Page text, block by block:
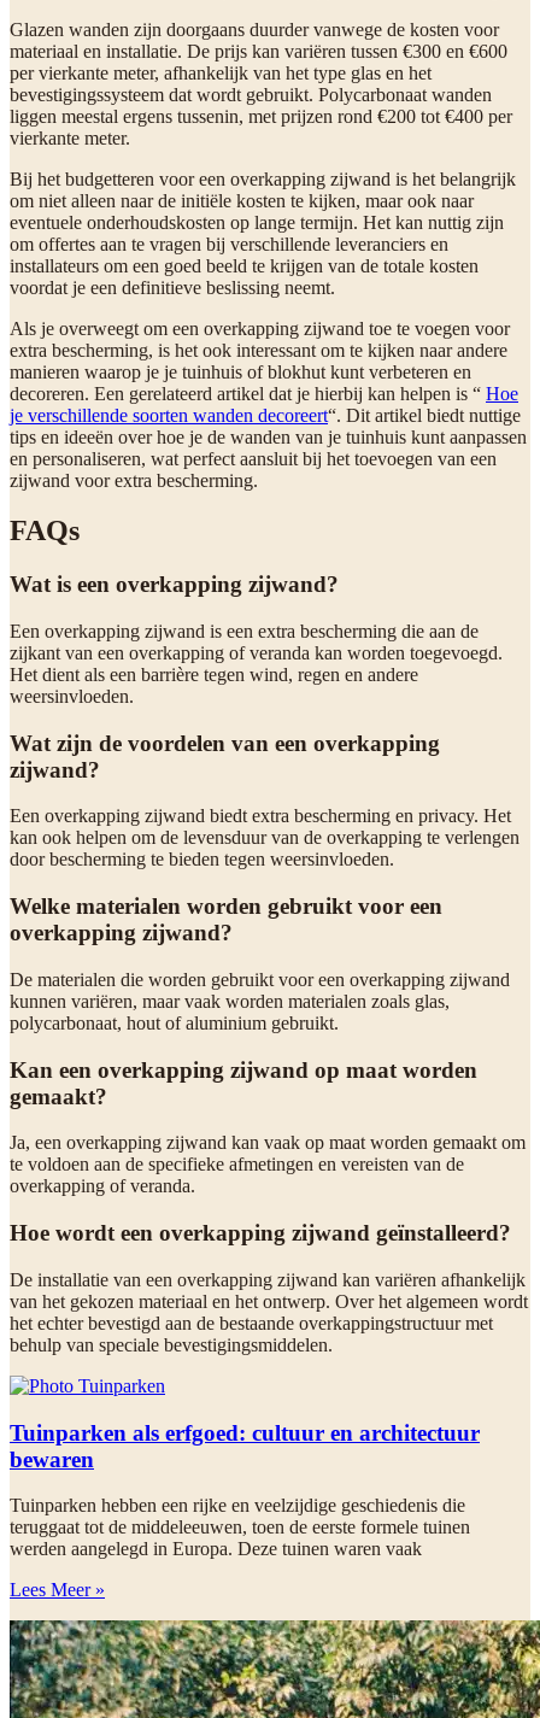
Glazen wanden zijn doorgaans duurder vanwege de kosten voor
materiaal en installatie. De prijs kan variëren tussen €300 en €600
per vierkante meter, afhankelijk van het type glas en het
bevestigingssysteem dat wordt gebruikt. Polycarbonaat wanden
liggen meestal ergens tussenin, met prijzen rond €200 tot €400 per
vierkante meter.
Bij het budgetteren voor een overkapping zijwand is het belangrijk
om niet alleen naar de initiële kosten te kijken, maar ook naar
eventuele onderhoudskosten op lange termijn. Het kan nuttig zijn
om offertes aan te vragen bij verschillende leveranciers en
installateurs om een goed beeld te krijgen van de totale kosten
voordat je een definitieve beslissing neemt.
Als je overweegt om een overkapping zijwand toe te voegen voor
extra bescherming, is het ook interessant om te kijken naar andere
manieren waarop je je tuinhuis of blokhut kunt verbeteren en
decoreren. Een gerelateerd artikel dat je hierbij kan helpen is “ Hoe
je verschillende soorten wanden decoreert“. Dit artikel biedt nuttige
tips en ideeën over hoe je de wanden van je tuinhuis kunt aanpassen
en personaliseren, wat perfect aansluit bij het toevoegen van een
zijwand voor extra bescherming.
FAQs
Wat is een overkapping zijwand?
Een overkapping zijwand is een extra bescherming die aan de
zijkant van een overkapping of veranda kan worden toegevoegd.
Het dient als een barrière tegen wind, regen en andere
weersinvloeden.
Wat zijn de voordelen van een overkapping
zijwand?
Een overkapping zijwand biedt extra bescherming en privacy. Het
kan ook helpen om de levensduur van de overkapping te verlengen
door bescherming te bieden tegen weersinvloeden.
Welke materialen worden gebruikt voor een
overkapping zijwand?
De materialen die worden gebruikt voor een overkapping zijwand
kunnen variëren, maar vaak worden materialen zoals glas,
polycarbonaat, hout of aluminium gebruikt.
Kan een overkapping zijwand op maat worden
gemaakt?
Ja, een overkapping zijwand kan vaak op maat worden gemaakt om
te voldoen aan de specifieke afmetingen en vereisten van de
overkapping of veranda.
Hoe wordt een overkapping zijwand geïnstalleerd?
De installatie van een overkapping zijwand kan variëren afhankelijk
van het gekozen materiaal en het ontwerp. Over het algemeen wordt
het echter bevestigd aan de bestaande overkappingstructuur met
behulp van speciale bevestigingsmiddelen.
Tuinparken als erfgoed: cultuur en architectuur
bewaren
Tuinparken hebben een rijke en veelzijdige geschiedenis die
teruggaat tot de middeleeuwen, toen de eerste formele tuinen
werden aangelegd in Europa. Deze tuinen waren vaak
Lees Meer »